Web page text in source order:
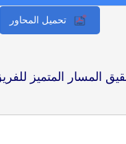
المسار المتميز